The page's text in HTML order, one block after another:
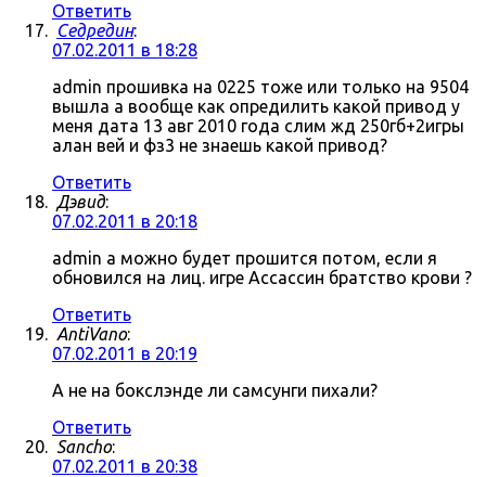
Ответить
Седредин:
07.02.2011 в 18:28
admin прошивка на 0225 тоже или только на 9504
вышла а вообще как опредилить какой привод у
меня дата 13 авг 2010 года слим жд 250гб+2игры
алан вей и фз3 не знаешь какой привод?
Ответить
Дэвид:
07.02.2011 в 20:18
admin а можно будет прошится потом, если я
обновился на лиц. игре Ассассин братство крови ?
Ответить
AntiVano:
07.02.2011 в 20:19
А не на бокслэнде ли самсунги пихали?
Ответить
Sancho:
07.02.2011 в 20:38